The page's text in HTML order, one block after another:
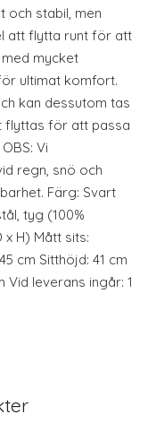
och stabil, men
att flytta runt för att
mycket
ultimat komfort.
kan dessutom tas
flyttas för att passa
Vi
regn, snö och
Färg: Svart
tyg (100%
x H) Mått sits:
cm Sitthöjd: 41 cm
leverans ingår: 1